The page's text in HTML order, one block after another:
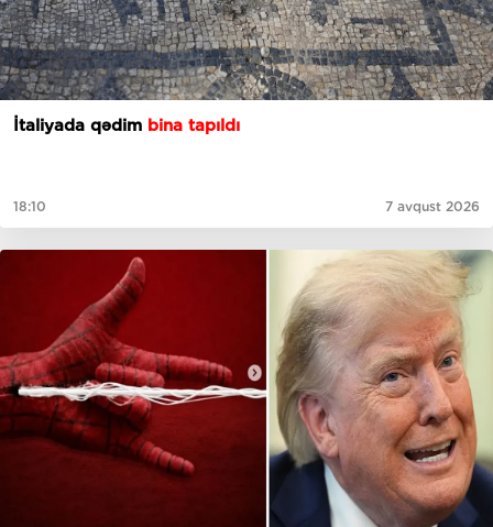
İtaliyada qədim bina tapıldı
18:10 7 avqust 2026